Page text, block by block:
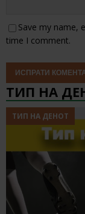
Save my name,
time I comment.
ТИП НА
ТИП НА ДЕНОТ